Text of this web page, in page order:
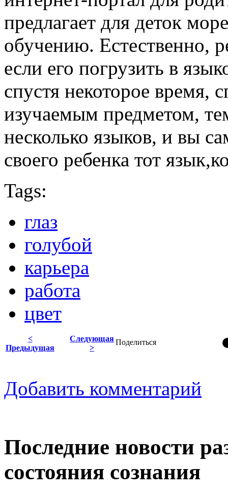
предлагает для деток
обучению. Естественно,
если его погрузить в
спустя некоторое время,
изучаемым предметом,
несколько языков, и вы
своего ребенка тот
Tags:
глаз
голубой
карьера
работа
цвет
Поделиться
<
Предыдущая
Следующая
>
Добавить комментарий
Последние новости
состояния сознания